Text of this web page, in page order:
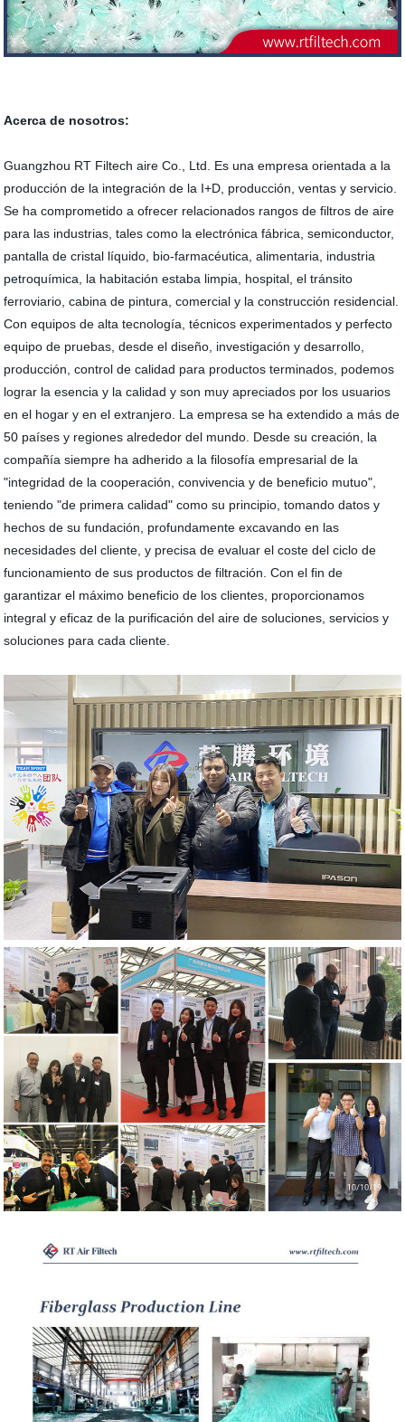
Acerca de nosotros:
Guangzhou RT Filtech aire Co., Ltd. Es una empresa orientada a la
producción de la integración de la I+D, producción, ventas y servicio.
Se ha comprometido a ofrecer relacionados rangos de filtros de aire
para las industrias, tales como la electrónica fábrica, semiconductor,
pantalla de cristal líquido, bio-farmacéutica, alimentaria, industria
petroquímica, la habitación estaba limpia, hospital, el tránsito
ferroviario, cabina de pintura, comercial y la construcción residencial.
Con equipos de alta tecnología, técnicos experimentados y perfecto
equipo de pruebas, desde el diseño, investigación y desarrollo,
producción, control de calidad para productos terminados, podemos
lograr la esencia y la calidad y son muy apreciados por los usuarios
en el hogar y en el extranjero. La empresa se ha extendido a más de
50 países y regiones alrededor del mundo. Desde su creación, la
compañía siempre ha adherido a la filosofía empresarial de la
"integridad de la cooperación, convivencia y de beneficio mutuo",
teniendo "de primera calidad" como su principio, tomando datos y
hechos de su fundación, profundamente excavando en las
necesidades del cliente, y precisa de evaluar el coste del ciclo de
funcionamiento de sus productos de filtración. Con el fin de
garantizar el máximo beneficio de los clientes, proporcionamos
integral y eficaz de la purificación del aire de soluciones, servicios y
soluciones para cada cliente.